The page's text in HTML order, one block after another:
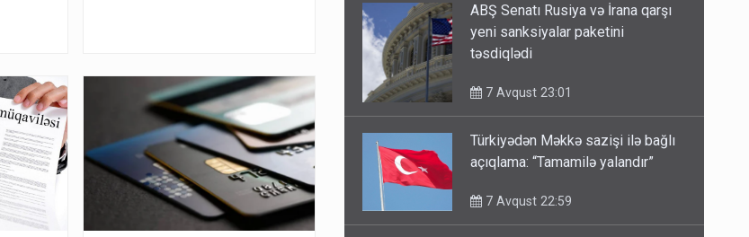
ABŞ Senatı Rusiya və İrana qarşı
yeni sanksiyalar paketini
təsdiqlədi
7 Avqust 23:01
Türkiyədən Məkkə sazişi ilə bağlı
açıqlama: “Tamamilə yalandır”
7 Avqust 22:59